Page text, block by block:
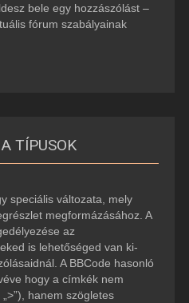
bele egy hozzászólást –
fórum szabályainak
TÍPUSOK
speciális változata, mely
megformázásához. A
az
is lehetőséged van ki-
A BBCode hasonló
hogy a címkék nem
hanem szögletes